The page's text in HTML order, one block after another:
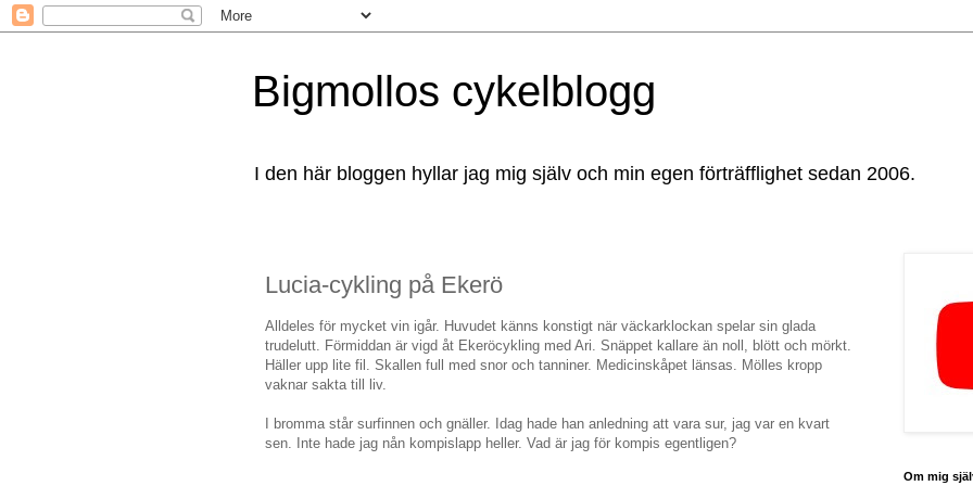
Bigmollos cykelblogg
I den här bloggen hyllar jag mig själv och min egen förträfflighet sedan 2006.
Lucia-cykling på Ekerö
Alldeles för mycket vin igår. Huvudet känns konstigt när väckarklockan spelar sin glada
trudelutt. Förmiddan är vigd åt Ekeröcykling med Ari. Snäppet kallare än noll, blött och mörkt.
Häller upp lite fil. Skallen full med snor och tanniner. Medicinskåpet länsas. Mölles kropp
vaknar sakta till liv.
I bromma står surfinnen och gnäller. Idag hade han anledning att vara sur, jag var en kvart
sen. Inte hade jag nån kompislapp heller. Vad är jag för kompis egentligen?
Om mig